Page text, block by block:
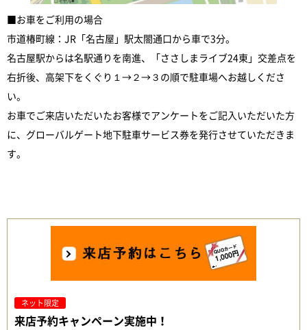
■お車をご利用の場合
市道椿町線：JR「名古屋」駅太閤通口から車で3分。
名古屋駅からは名駅通りを南進、「ささしまライブ24東」交差点を
右折後、高架下をくぐり１→２→３の順で駐車場へお越しくださ
い。
お車でご来店いただいたお客様でアンケートをご記入いただいた方
に、グローバルゲート地下駐車サービス券を発行させていただきま
す。
ネット限定
来店予約キャンペーン実施中！